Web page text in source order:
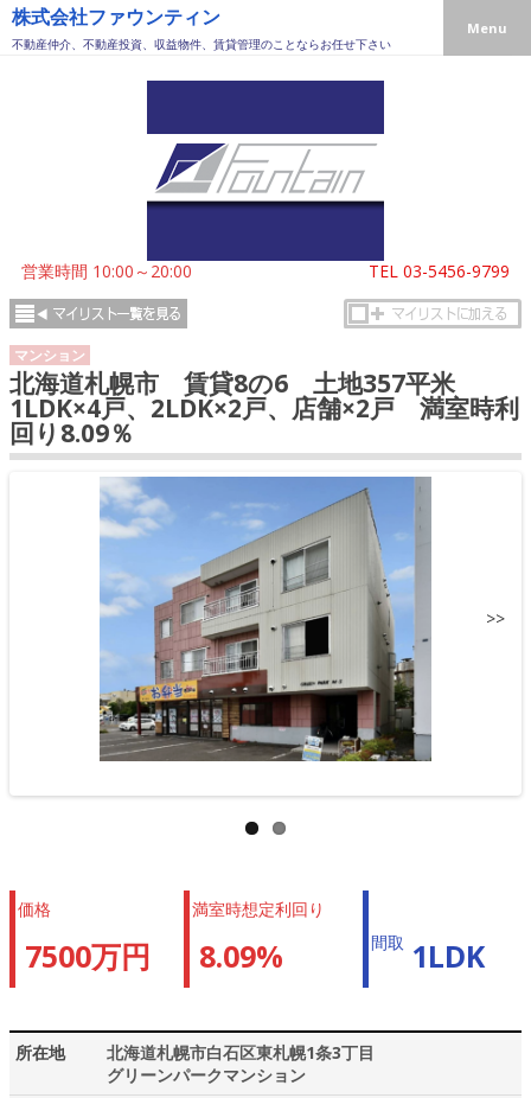
株式会社ファウンティン
不動産仲介、不動産投資、収益物件、賃貸管理のことならお任せ下さい
営業時間 10:00～20:00 TEL 03-5456-9799
Menu
マンション
北海道札幌市 賃貸8の6 土地357平米
1LDK×4戸、2LDK×2戸、店舗×2戸 満室時利
回り8.09％
>>
価格
7500万円
満室時想定利回り
8.09% 間取 1LDK
所在地
北海道札幌市白石区東札幌1条3丁目
グリーンパークマンション